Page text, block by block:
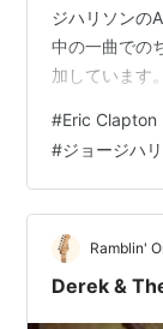
ジハリソンの
中の一曲での
加しています
のアルバムに
なかったよう
youtu.be
のJam Ses…
#Eric Clapton
#ジョージハ
Ramblin'
Derek &